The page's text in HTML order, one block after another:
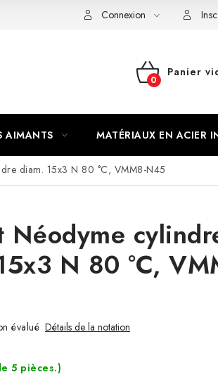
Connexion
PANIER
Panier
AIMANTS MATÉRIAUX EN ACIER
diam. 15x3 N 80 °C, VMM8-N45
Néodyme
N 80 °C,
évalué Détails de la notation
5 pièces.)